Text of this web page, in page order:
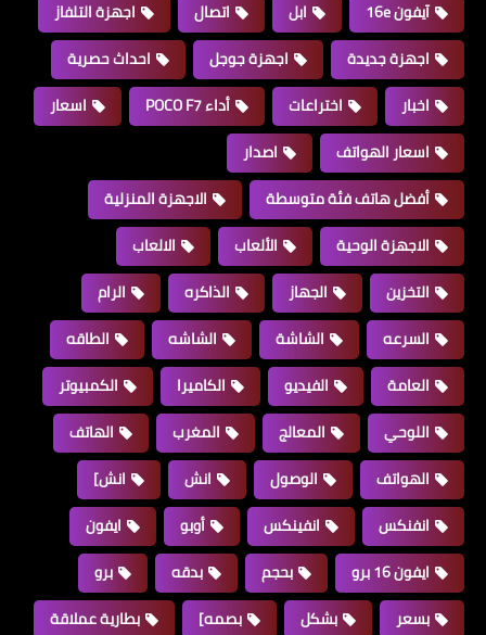
آيفون 16e
ابل اتصال
اجهزة التلفاز
اجهزة جديدة
اجهزة جوجل
احداث حصرية
اخبار
اختراعات أداء POCO F7
اسعار
اسعار الهواتف
اصدار
أفضل هاتف فئة متوسطة
الاجهزة المنزلية
الاجهزة الوحية
الألعاب
الالعاب
التخزين
الجهاز الذاكره
الرام
السرعه
الشاشة الشاشه
الطاقه
العامة
الفيديو الكاميرا
الكمبيوتر
اللوحي
المعالج المغرب
الهاتف
الهواتف
الوصول انش
انش]
انفنكس
انفينكس أوبو
ايفون
ايفون 16 برو
بحجم بدقه
برو
بسعر
بشكل بصمه]
بطارية عملاقة